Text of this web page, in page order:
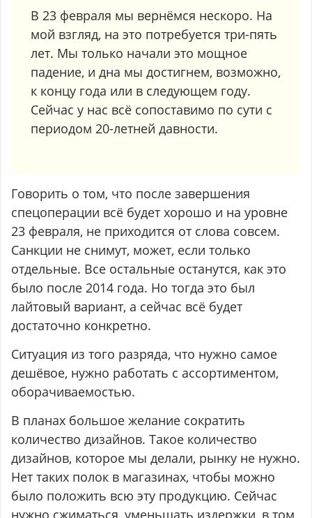
В 23 февраля мы вернёмся нескоро. На
мой взгляд, на это потребуется три-пять
лет. Мы только начали это мощное
падение, и дна мы достигнем, возможно,
к концу года или в следующем году.
Сейчас у нас всё сопоставимо по сути с
периодом 20-летней давности.
Говорить о том, что после завершения
спецоперации всё будет хорошо и на уровне
23 февраля, не приходится от слова совсем.
Санкции не снимут, может, если только
отдельные. Все остальные останутся, как это
было после 2014 года. Но тогда это был
лайтовый вариант, а сейчас всё будет
достаточно конкретно.
Ситуация из того разряда, что нужно самое
дешёвое, нужно работать с ассортиментом,
оборачиваемостью.
В планах большое желание сократить
количество дизайнов. Такое количество
дизайнов, которое мы делали, рынку не нужно.
Нет таких полок в магазинах, чтобы можно
было положить всю эту продукцию. Сейчас
нужно сжиматься, уменьшать издержки, в том